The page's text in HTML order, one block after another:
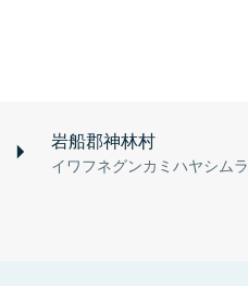
岩船郡神林村
イワフネグンカミハヤシムラ